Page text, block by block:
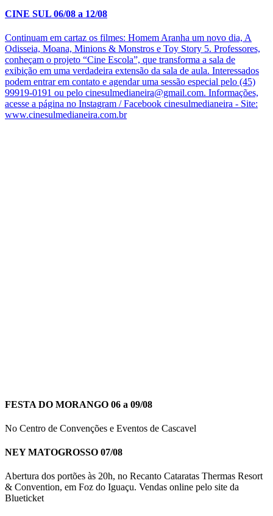
CINE SUL 06/08 a 12/08
Continuam em cartaz os filmes: Homem Aranha um novo dia, A
Odisseia, Moana, Minions & Monstros e Toy Story 5. Professores,
conheçam o projeto “Cine Escola”, que transforma a sala de
exibição em uma verdadeira extensão da sala de aula. Interessados
podem entrar em contato e agendar uma sessão especial pelo (45)
99919-0191 ou pelo cinesulmedianeira@gmail.com. Informações,
acesse a página no Instagram / Facebook cinesulmedianeira - Site:
www.cinesulmedianeira.com.br
FESTA DO MORANGO 06 a 09/08
No Centro de Convenções e Eventos de Cascavel
NEY MATOGROSSO 07/08
Abertura dos portões às 20h, no Recanto Cataratas Thermas Resort
& Convention, em Foz do Iguaçu. Vendas online pelo site da
Blueticket